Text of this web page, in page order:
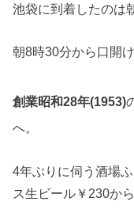
池袋に到着したのは
朝8時30分から口開
創業昭和28年(1953)
へ。
4年ぶりに伺う酒場
ス生ビール￥230か